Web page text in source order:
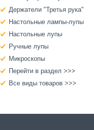
Держатели "Третья рука"
Настольные лампы-лупы
Настольные лупы
Ручные лупы
Микроскопы
Перейти в раздел >>>
Все виды товаров >>>